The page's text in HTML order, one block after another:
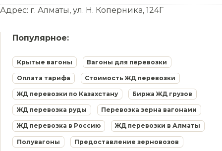
Адрес: г. Алматы, ул. Н. Коперника, 124Г
Популярное:
Крытые вагоны Вагоны для перевозки
Оплата тарифа Стоимость ЖД перевозки
ЖД перевозки по Казахстану Биржа ЖД грузов
ЖД перевозка руды Перевозка зерна вагонами
ЖД перевозка в Россию ЖД перевозки в Алматы
Полувагоны Предоставление зерновозов